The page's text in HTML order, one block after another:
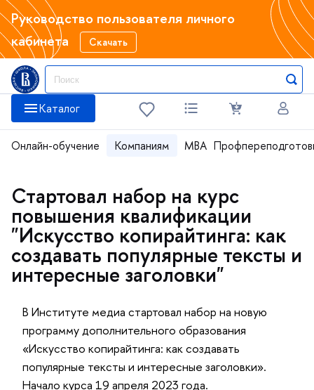
Руководство пользователя личного
кабинета
Скачать
Каталог
Онлайн-обучение Компаниям MBA
Стартовал набор на курс
повышения квалификации
"Искусство копирайтинга: как
создавать популярные тексты и
интересные заголовки"
В Институте медиа стартовал набор на новую
программу дополнительного образования
«Искусство копирайтинга: как создавать
популярные тексты и интересные заголовки».
Начало курса 19 апреля 2023 года.